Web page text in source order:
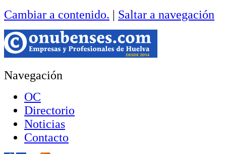
Cambiar a contenido. | Saltar a navegación
Navegación
OC
Directorio
Noticias
Contacto